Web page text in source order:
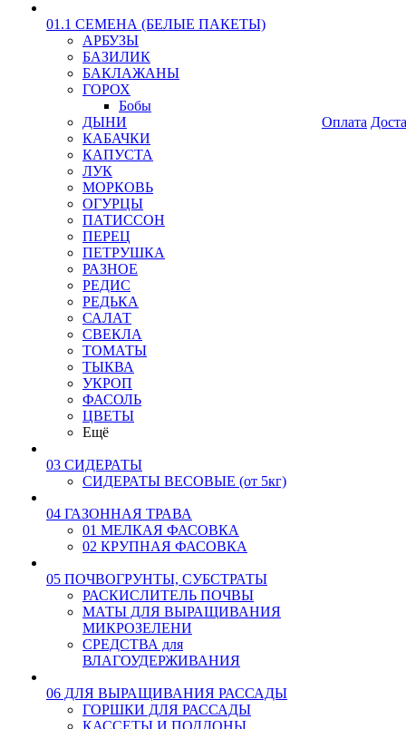
01.1 СЕМЕНА (БЕЛЫЕ ПАКЕТЫ)
АРБУЗЫ
БАЗИЛИК
БАКЛАЖАНЫ
ГОРОХ
Бобы
ДЫНИ
КАБАЧКИ
КАПУСТА
ЛУК
МОРКОВЬ
ОГУРЦЫ
ПАТИССОН
ПЕРЕЦ
ПЕТРУШКА
РАЗНОЕ
РЕДИС
РЕДЬКА
САЛАТ
СВЕКЛА
ТОМАТЫ
ТЫКВА
УКРОП
ФАСОЛЬ
ЦВЕТЫ
Ещё
03 СИДЕРАТЫ
СИДЕРАТЫ ВЕСОВЫЕ (от 5кг)
04 ГАЗОННАЯ ТРАВА
01 МЕЛКАЯ ФАСОВКА
02 КРУПНАЯ ФАСОВКА
05 ПОЧВОГРУНТЫ, СУБСТРАТЫ
РАСКИСЛИТЕЛЬ ПОЧВЫ
МАТЫ ДЛЯ ВЫРАЩИВАНИЯ
МИКРОЗЕЛЕНИ
СРЕДСТВА для
ВЛАГОУДЕРЖИВАНИЯ
06 ДЛЯ ВЫРАЩИВАНИЯ РАССАДЫ
ГОРШКИ ДЛЯ РАССАДЫ
КАССЕТЫ И ПОДДОНЫ
Оплата